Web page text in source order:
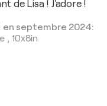
de Lisa ! J'adore !
septembre 2024:
, 10x8in